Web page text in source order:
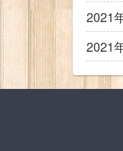
2021
2021